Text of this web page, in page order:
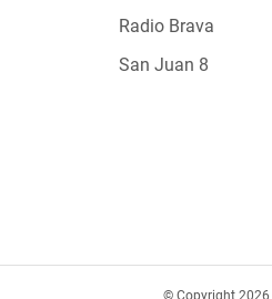
Radio Brava
San Juan 8
© Copyright 2026